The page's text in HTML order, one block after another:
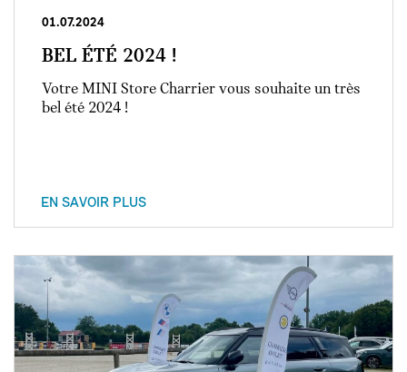
01.07.2024
BEL ÉTÉ 2024 !
Votre MINI Store Charrier vous souhaite un très
bel été 2024 !
EN SAVOIR PLUS